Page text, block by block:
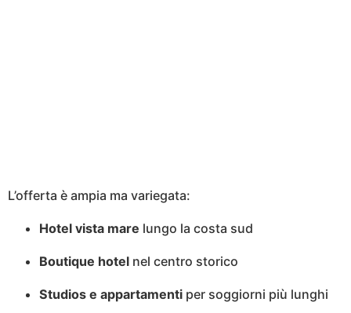
L’offerta è ampia ma variegata:
Hotel vista mare lungo la costa sud
Boutique hotel nel centro storico
Studios e appartamenti per soggiorni più lunghi